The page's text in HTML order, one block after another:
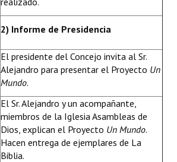
2) Informe de Presidencia
El presidente del Concejo invita al Sr.
Alejandro para presentar el Proyecto Un
Mundo.
El Sr. Alejandro y un acompañante,
miembros de la Iglesia Asambleas de
Dios, explican el Proyecto Un Mundo.
Hacen entrega de ejemplares de La
Biblia.